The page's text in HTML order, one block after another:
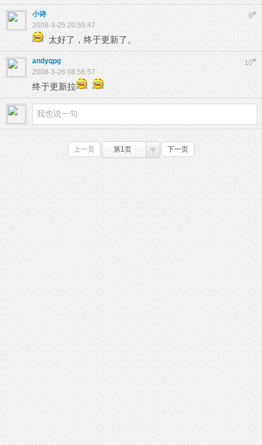
9#
小诗
2008-3-25 20:55:47
太好了，终于更新了。
10#
andyqpg
2008-3-26 08:56:57
终于更新拉
上一页 第1页 下一页